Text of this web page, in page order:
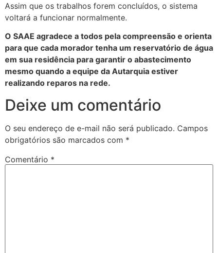
Assim que os trabalhos forem concluídos, o sistema
voltará a funcionar normalmente.
O SAAE agradece a todos pela compreensão e orienta
para que cada morador tenha um reservatório de água
em sua residência para garantir o abastecimento
mesmo quando a equipe da Autarquia estiver
realizando reparos na rede.
Deixe um comentário
O seu endereço de e-mail não será publicado. Campos
obrigatórios são marcados com *
Comentário *